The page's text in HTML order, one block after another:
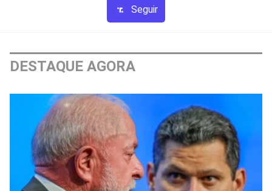
Seguir
DESTAQUE AGORA